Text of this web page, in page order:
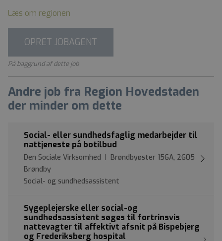
Læs om regionen
OPRET JOBAGENT
På baggrund af dette job
Andre job fra Region Hovedstaden
der minder om dette
Social- eller sundhedsfaglig medarbejder til
nattjeneste på botilbud
Den Sociale Virksomhed | Brøndbyøster 156A, 2605
Brøndby
Social- og sundhedsassistent
Sygeplejerske eller social-og
sundhedsassistent søges til fortrinsvis
nattevagter til affektivt afsnit på Bispebjerg
og Frederiksberg hospital